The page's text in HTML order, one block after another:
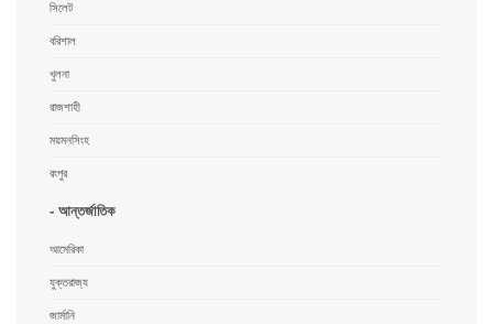
সিলেট
বরিশাল
খুলনা
রাজশাহী
ময়মনসিংহ
রংপুর
- আন্তর্জাতিক
আমেরিকা
যুক্তরাজ্য
জার্মানি